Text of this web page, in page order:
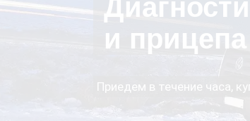
и
Приедем в течение часа,